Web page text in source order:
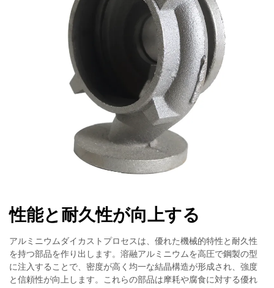
性能と耐久性が向上する
アルミニウムダイカストプロセスは、優れた機械的特性と耐久性
を持つ部品を作り出します。溶融アルミニウムを高圧で鋼製の型
に注入することで、密度が高く均一な結晶構造が形成され、強度
と信頼性が向上します。これらの部品は摩耗や腐食に対する優れ